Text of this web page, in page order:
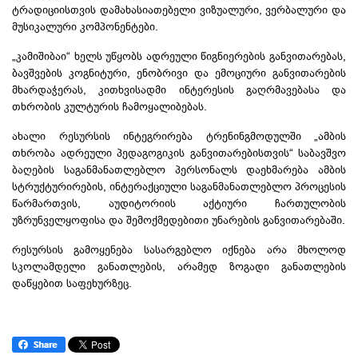
ტრადიციისთვის დამახასიათებელი ვიზუალური, ვერბალური და
მუსიკალური კომპონენტები.
კამიშიბაი“ ხელს უწყობს ადრეული წიგნიერების განვითარებას,
ბავშვების კოგნიტური, ენობრივი და ემოციური განვითარების
მხარდაჭერას, კითხვისადმი ინტერესის გაღრმავებასა და
თხრობის კულტურის ჩამოყალიბებას.
ახალი რესურსის ინტეგრირება ტრენინგმოდულში„ამბის
თხრობა ადრეული პედაგოგიკის განვითარებისთვის“ საბავშვო
ბაღების საგანმანათლებლო პერსონალს დაეხმარება ამბის
სტრუქტურირების, ინტერაქციული საგანმანათლებლო პროცესის
წარმართვის, აუდიტორიის აქტიური ჩართულობის
უზრუნველყოფისა და შემოქმედებითი უნარების განვითარებაში.
რესურსის გამოყენება სასარგებლო იქნება არა მხოლოდ
სკოლამდელი განათლების, არამედ ზოგადი განათლების
დაწყებით საფეხურზეც